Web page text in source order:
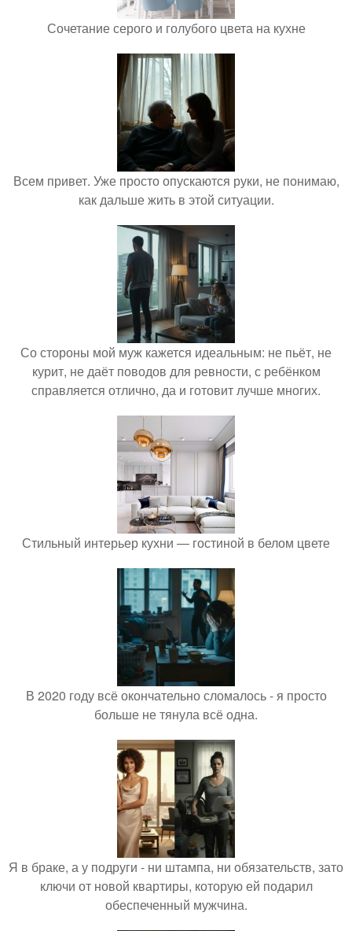
Сочетание серого и голубого цвета на кухне
Всем привет. Уже просто опускаются руки, не понимаю,
как дальше жить в этой ситуации.
Со стороны мой муж кажется идеальным: не пьёт, не
курит, не даёт поводов для ревности, с ребёнком
справляется отлично, да и готовит лучше многих.
Стильный интерьер кухни — гостиной в белом цвете
В 2020 году всё окончательно сломалось - я просто
больше не тянула всё одна.
Я в браке, а у подруги - ни штампа, ни обязательств, зато
ключи от новой квартиры, которую ей подарил
обеспеченный мужчина.